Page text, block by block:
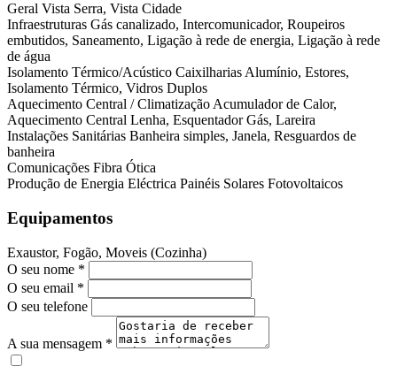
Geral Vista Serra, Vista Cidade
Infraestruturas Gás canalizado, Intercomunicador, Roupeiros
embutidos, Saneamento, Ligação à rede de energia, Ligação à rede
de água
Isolamento Térmico/Acústico Caixilharias Alumínio, Estores,
Isolamento Térmico, Vidros Duplos
Aquecimento Central / Climatização Acumulador de Calor,
Aquecimento Central Lenha, Esquentador Gás, Lareira
Instalações Sanitárias Banheira simples, Janela, Resguardos de
banheira
Comunicações Fibra Ótica
Produção de Energia Eléctrica Painéis Solares Fotovoltaicos
Equipamentos
Exaustor, Fogão, Moveis (Cozinha)
O seu nome *
O seu email *
O seu telefone
A sua mensagem *